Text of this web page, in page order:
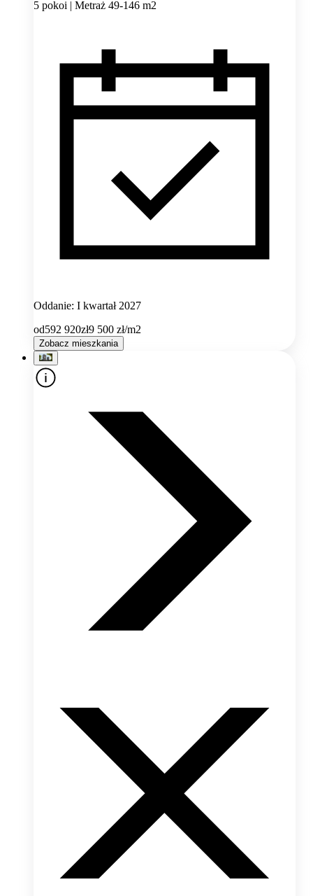
5 pokoi | Metraż 49-146 m2
Oddanie: I kwartał 2027
od592 920zł9 500 zł/m2
Zobacz mieszkania